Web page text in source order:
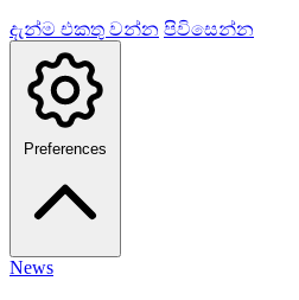
දැන්ම එකතු වන්න පිවිසෙන්න
Preferences
News